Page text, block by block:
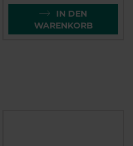
IN DEN
WARENKORB